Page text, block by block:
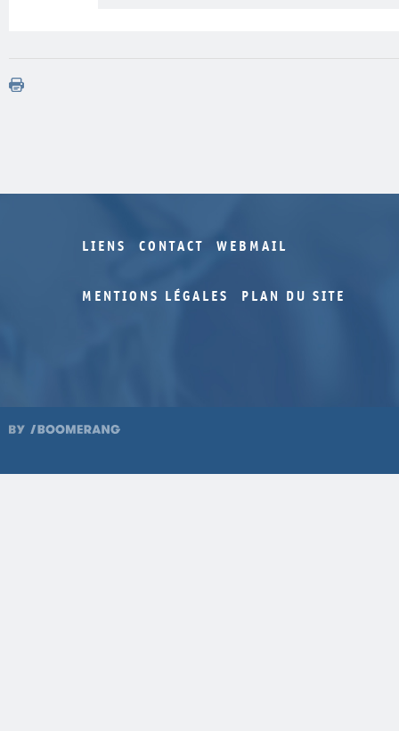
LIENS CONTACT WEBMAIL
MENTIONS LÉGALES PLAN DU SITE